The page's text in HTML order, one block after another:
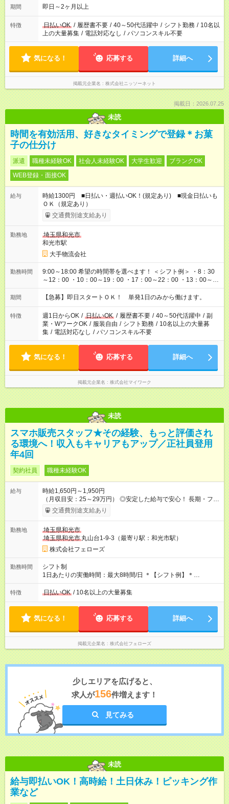
期間 即日～2ヶ月以上
特徴 日払いOK / 履歴書不要 / 40～50代活躍中 / シフト勤務 / 10名以
上の大量募集 / 電話対応なし / パソコンスキル不要
気になる！ 応募する 詳細へ
掲載元企業名 株式会社ニッソーネット
掲載日：2026.07.25
未読
時間を有効活用、好きなタイミングで登録＊お菓
子の仕分け
派遣 職種未経験OK 社会人未経験OK 大学生歓迎
ブランクOK
WEB登録・面接OK
給与
時給1300円 ■日払い・週払いOK！(規定あり) ■現金日払いも
ＯＫ（規定あり）
交通費別途支給あり
勤務地
埼玉県和光市
和光市駅
大手物流会社
勤務時間
9:00～18:00 希望の時間帯を選べます！ ＜シフト例＞ ・8：30
～12：00 ・10：00～19：00 ・17：00～22：00 ・13：00～
22：00 ・22：00～翌6：00 など
期間 【急募】即日スタートＯＫ！ 単発1日のみから働けます。
特徴 週1日からOK / 日払いOK / 履歴書不要 / 40～50代活躍中 / 副
業・WワークOK / 服装自由 / シフト勤務 / 10名以上の大量募
集 / 電話対応なし / パソコンスキル不要
気になる！ 応募する 詳細へ
掲載元企業名 株式会社マイワーク
未読
スマホ販売スタッフ★その経験、もっと評価され
る環境へ！収入もキャリアもアップ／正社員登用
年4回
契約社員 職種未経験OK
給与
時給1,650円～1,950円
（月収目安：25～29万円） ◎安定した給与で安心！ 長期・フル
タイムで勤務いただける方にお越しいただきたいと思っていま
す。シフトが削られることはないので、安定した給与が入りま
たいという人もいると思います。このあたりは柔軟に対応する
ので、お気軽にご相談ください！ ※2ヶ月の試用期間がありま
す。その間の給与・待遇に変更はありません。 【試用期間】試
用期間あり 試用期間の長さ：2ヶ月 雇用形態、給与は本採用時
と同じです。
交通費別途支給あり
勤務地
埼玉県和光市
埼玉県和光市 丸山台1-9-3（最寄り駅：和光市駅）
株式会社フェローズ
勤務時間
シフト制
1日あたりの実働時間：最大8時間/日 ＊【シフト例】＊
(1) 10:00～19:00 (2) 11:00～20:00 (3) 12:00～21:00 など ◎
いずれも実働8時間・休憩1時間です。中抜けシフトなどはあり
たい」などあれば相談に応じますのでおっしゃってください！
特徴 日払いOK / 10名以上の大量募集
気になる！ 応募する 詳細へ
掲載元企業名 株式会社フェローズ
少しエリアを広げると、
求人が156件増えます！
見てみる
未読
給与即払いOK！高時給！土日休み！ピッキング作
業など